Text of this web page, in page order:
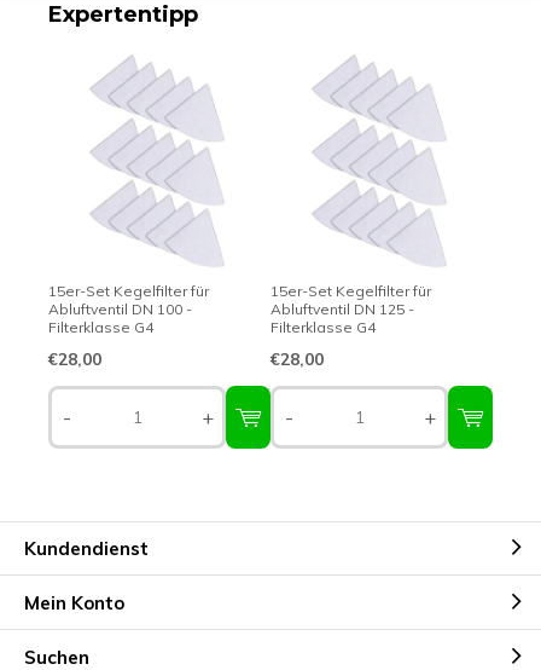
Expertentipp
15er-Set Kegelfilter für
Abluftventil DN 100 -
Filterklasse G4
€28,00
- +
15er-Set Kegelfilter für
Abluftventil DN 125 -
Filterklasse G4
€28,00
- +
Kundendienst
Mein Konto
Suchen